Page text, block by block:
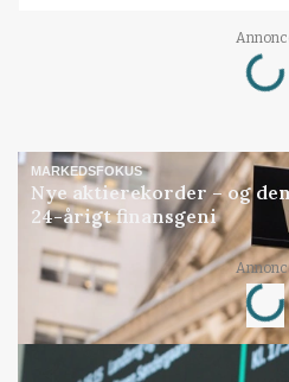
Loading...
MARKEDSFOKUS
Nye aktierekorder – og
24-årigt finansgeni
Loading...